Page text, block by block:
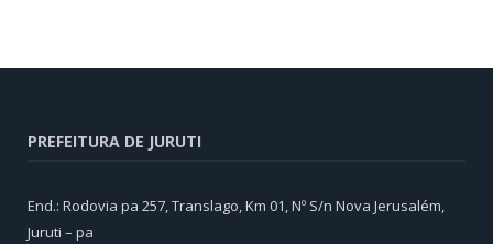
PREFEITURA DE JURUTI
End.: Rodovia pa 257, Translago, Km 01, Nº S/n Nova Jerusalém,
Juruti – pa